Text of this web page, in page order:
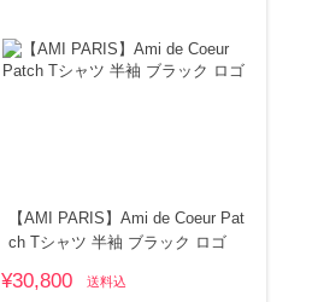
【AMI PARIS】Ami de Coeur Pat
ch Tシャツ 半袖 ブラック ロゴ
¥30,800 送料込